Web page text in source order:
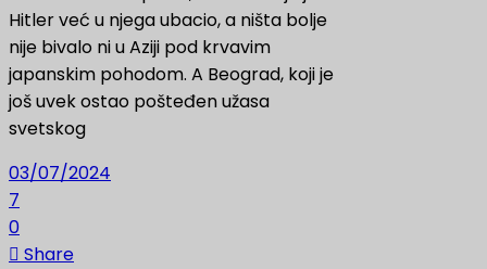
Hitler već u njega ubacio, a ništa bolje
nije bivalo ni u Aziji pod krvavim
japanskim pohodom. A Beograd, koji je
još uvek ostao pošteđen užasa
svetskog
03/07/2024
7
0
Share